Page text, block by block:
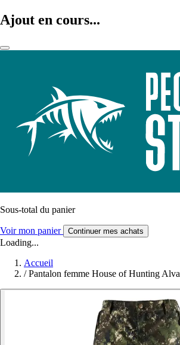
Ajout en cours...
Sous-total du panier
Voir mon panier Continuer mes achats
Loading...
Accueil
/ Pantalon femme House of Hunting Alva